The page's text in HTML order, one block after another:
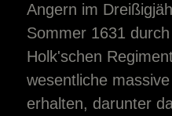
Angern im
Sommer 1631
Holk'schen
wesentliche
erhalten, darunter